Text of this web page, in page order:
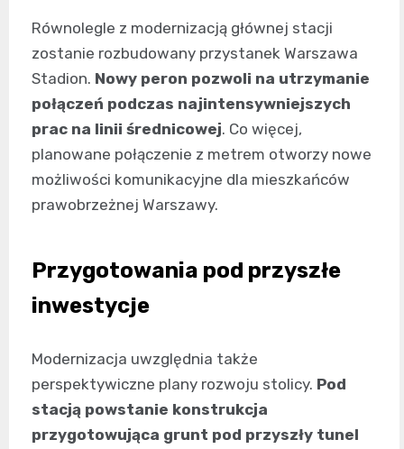
Równolegle z modernizacją głównej stacji
zostanie rozbudowany przystanek Warszawa
Stadion. Nowy peron pozwoli na utrzymanie
połączeń podczas najintensywniejszych
prac na linii średnicowej. Co więcej,
planowane połączenie z metrem otworzy nowe
możliwości komunikacyjne dla mieszkańców
prawobrzeżnej Warszawy.
Przygotowania pod przyszłe
inwestycje
Modernizacja uwzględnia także
perspektywiczne plany rozwoju stolicy. Pod
stacją powstanie konstrukcja
przygotowująca grunt pod przyszły tunel